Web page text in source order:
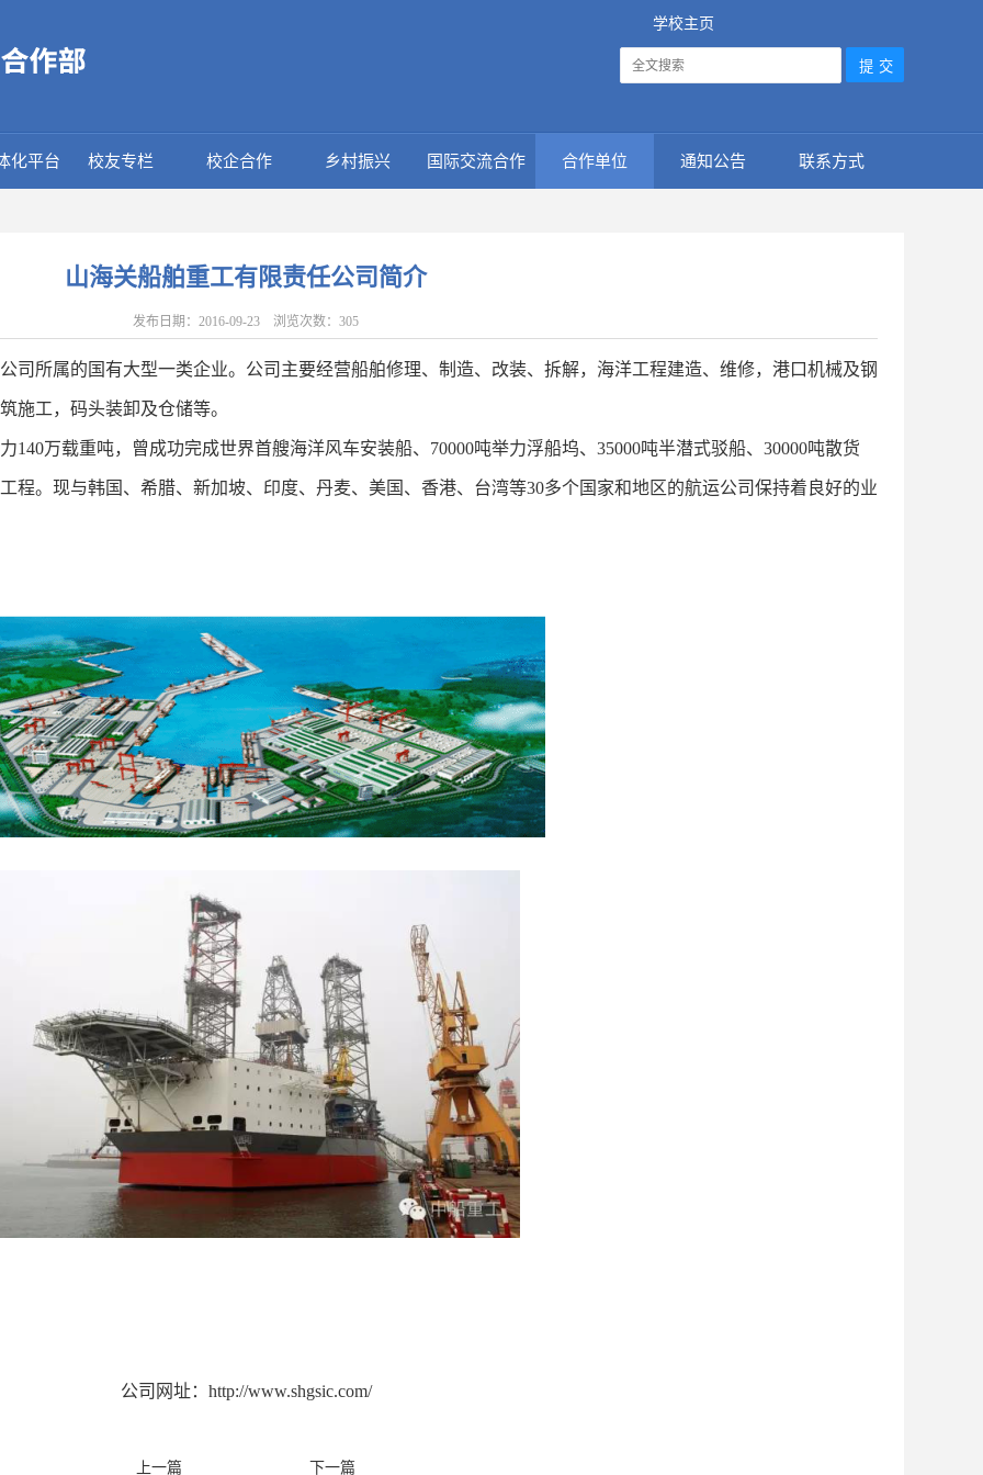
学校主页
化平台 校友专栏 校企合作 乡村振兴 国际交流合作 合作单位 通知公告 联系方式
山海关船舶重工有限责任公司简介
发布日期：2016-09-23 浏览次数： 305
司所属的国有大型一类企业。公司主要经营船舶修理、制造、改装、拆解，海洋工程建造、维修，港口机械及钢
施工，码头装卸及仓储等。
万载重吨，曾成功完成世界首艘海洋风车安装船、70000吨举力浮船坞、35000吨半潜式驳船、30000吨散货
程。现与韩国、希腊、新加坡、印度、丹麦、美国、香港、台湾等30多个国家和地区的航运公司保持着良好的业
公司网址：http://www.shgsic.com/
上一篇 下一篇